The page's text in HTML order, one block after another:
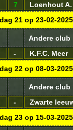
7 Loenhout A.
21 op 23-02-2025
Andere club
- K.F.C. Meer
22 op 08-03-2025
Andere club
- Zwarte
23 op 15-03-2025